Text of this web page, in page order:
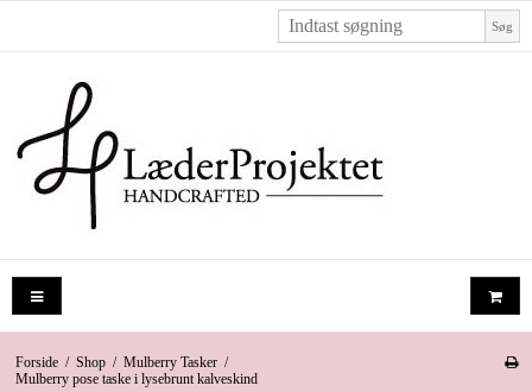
Søg
Forside / Shop / Mulberry Tasker /
Mulberry pose taske i lysebrunt kalveskind